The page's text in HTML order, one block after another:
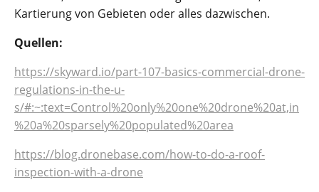
Kartierung von Gebieten oder alles dazwischen.
Quellen:
https://skyward.io/part-107-basics-commercial-drone-
regulations-in-the-u-
s/#:~:text=Control%20only%20one%20drone%20at,in
%20a%20sparsely%20populated%20area
https://blog.dronebase.com/how-to-do-a-roof-
inspection-with-a-drone